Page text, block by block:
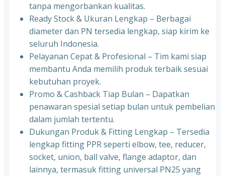
tanpa mengorbankan kualitas.
⁠Ready Stock & Ukuran Lengkap – Berbagai
diameter dan PN tersedia lengkap, siap kirim ke
seluruh Indonesia.
⁠Pelayanan Cepat & Profesional – Tim kami siap
membantu Anda memilih produk terbaik sesuai
kebutuhan proyek.
⁠Promo & Cashback Tiap Bulan – Dapatkan
penawaran spesial setiap bulan untuk pembelian
dalam jumlah tertentu.
⁠Dukungan Produk & Fitting Lengkap – Tersedia
lengkap fitting PPR seperti elbow, tee, reducer,
socket, union, ball valve, flange adaptor, dan
lainnya, termasuk fitting universal PN25 yang